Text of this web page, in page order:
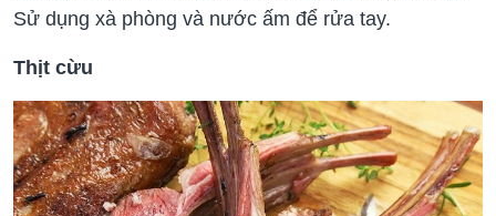
Sử dụng xà phòng và nước ấm để rửa tay.
Thịt cừu